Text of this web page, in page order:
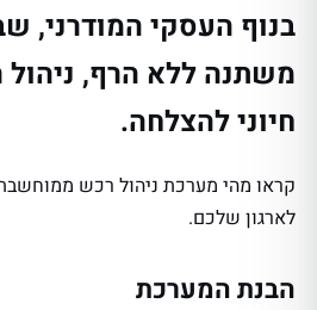
בנוף העסקי המודרני,
משתנה ללא הרף, ניהול
חיוני להצלחה.
קראו מהי מערכת ניהול רכש ממוחשבת
לארגון שלכם.
הבנת המערכת